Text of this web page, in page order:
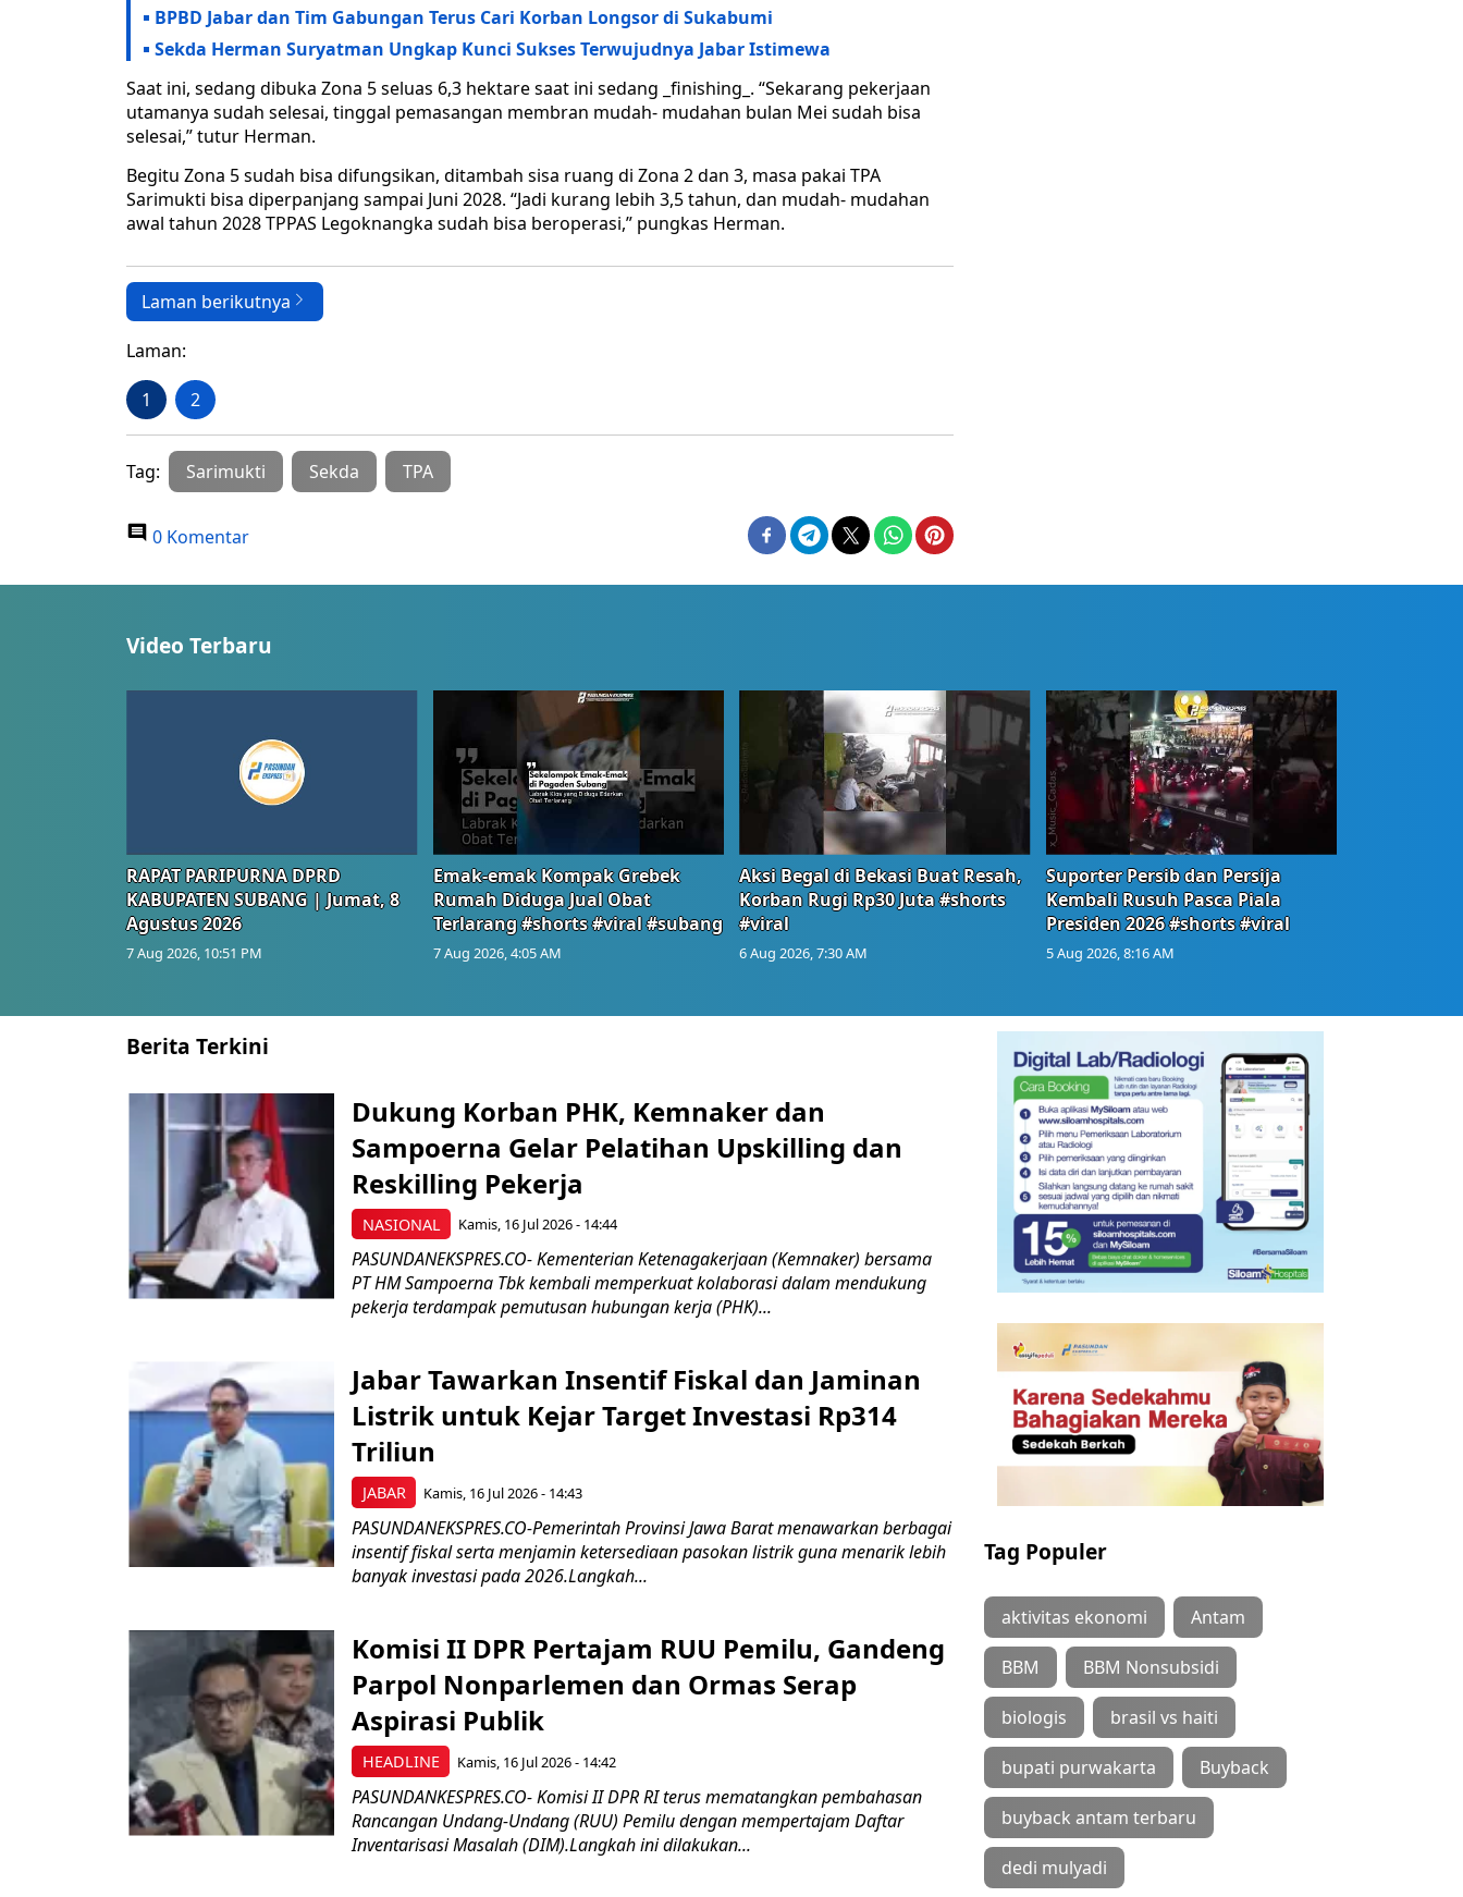
BPBD Jabar dan Tim Gabungan Terus Cari Korban Longsor di Sukabumi
Sekda Herman Suryatman Ungkap Kunci Sukses Terwujudnya Jabar Istimewa
Saat ini, sedang dibuka Zona 5 seluas 6,3 hektare saat ini sedang _finishing_. “Sekarang pekerjaan
utamanya sudah selesai, tinggal pemasangan membran mudah- mudahan bulan Mei sudah bisa
selesai,” tutur Herman.
Begitu Zona 5 sudah bisa difungsikan, ditambah sisa ruang di Zona 2 dan 3, masa pakai TPA
Sarimukti bisa diperpanjang sampai Juni 2028. “Jadi kurang lebih 3,5 tahun, dan mudah- mudahan
awal tahun 2028 TPPAS Legoknangka sudah bisa beroperasi,” pungkas Herman.
Laman berikutnya
Laman:
1 2
Tag: Sarimukti Sekda TPA
0 Komentar
Video Terbaru
RAPAT PARIPURNA DPRD
KABUPATEN SUBANG | Jumat, 8
Agustus 2026
7 Aug 2026, 10:51 PM
Emak-emak Kompak Grebek
Rumah Diduga Jual Obat
Terlarang #shorts #viral #subang
7 Aug 2026, 4:05 AM
Aksi Begal di Bekasi Buat Resah,
Korban Rugi Rp30 Juta #shorts
#viral
6 Aug 2026, 7:30 AM
Suporter Persib dan Persija
Kembali Rusuh Pasca Piala
Presiden 2026 #shorts #viral
5 Aug 2026, 8:16 AM
Berita Terkini
NASIONAL
Dukung Korban PHK, Kemnaker dan
Sampoerna Gelar Pelatihan Upskilling dan
Reskilling Pekerja
Kamis, 16 Jul 2026 - 14:44
PASUNDANEKSPRES.CO- Kementerian Ketenagakerjaan (Kemnaker) bersama
PT HM Sampoerna Tbk kembali memperkuat kolaborasi dalam mendukung
pekerja terdampak pemutusan hubungan kerja (PHK)...
JABAR
Jabar Tawarkan Insentif Fiskal dan Jaminan
Listrik untuk Kejar Target Investasi Rp314
Triliun
Kamis, 16 Jul 2026 - 14:43
PASUNDANEKSPRES.CO-Pemerintah Provinsi Jawa Barat menawarkan berbagai
insentif fiskal serta menjamin ketersediaan pasokan listrik guna menarik lebih
banyak investasi pada 2026.Langkah...
HEADLINE
Komisi II DPR Pertajam RUU Pemilu, Gandeng
Parpol Nonparlemen dan Ormas Serap
Aspirasi Publik
Kamis, 16 Jul 2026 - 14:42
PASUNDANKESPRES.CO- Komisi II DPR RI terus mematangkan pembahasan
Rancangan Undang-Undang (RUU) Pemilu dengan mempertajam Daftar
Inventarisasi Masalah (DIM).Langkah ini dilakukan...
Tag Populer
aktivitas ekonomi Antam
BBM BBM Nonsubsidi
biologis brasil vs haiti
bupati purwakarta Buyback
buyback antam terbaru
dedi mulyadi